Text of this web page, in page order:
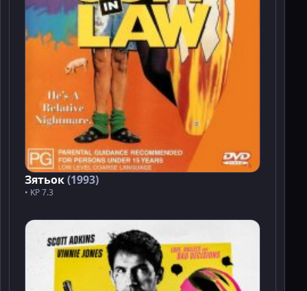
Зятьок(1993)
• KP 7.3